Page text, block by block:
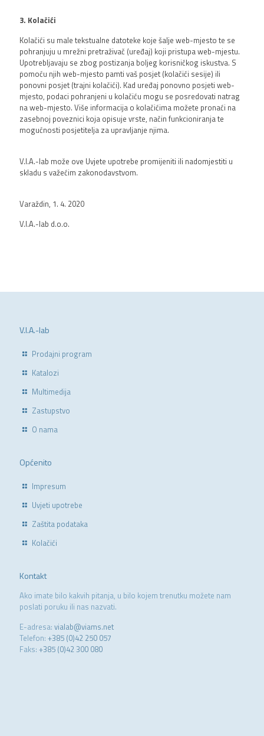
3. Kolačići
Kolačići su male tekstualne datoteke koje šalje web-mjesto te se
pohranjuju u mrežni pretraživač (uređaj) koji pristupa web-mjestu.
Upotrebljavaju se zbog postizanja boljeg korisničkog iskustva. S
pomoću njih web-mjesto pamti vaš posjet (kolačići sesije) ili
ponovni posjet (trajni kolačići). Kad uređaj ponovno posjeti web-
mjesto, podaci pohranjeni u kolačiću mogu se posredovati natrag
na web-mjesto. Više informacija o kolačićima možete pronaći na
zasebnoj poveznici koja opisuje vrste, način funkcioniranja te
mogućnosti posjetitelja za upravljanje njima.
V.I.A.-lab može ove Uvjete upotrebe promijeniti ili nadomjestiti u
skladu s važećim zakonodavstvom.
Varaždin, 1. 4. 2020
V.I.A.-lab d.o.o.
V.I.A.-lab
Prodajni program
Katalozi
Multimedija
Zastupstvo
O nama
Općenito
Impresum
Uvjeti upotrebe
Zaštita podataka
Kolačići
Kontakt
Ako imate bilo kakvih pitanja, u bilo kojem trenutku možete nam
poslati poruku ili nas nazvati.
E-adresa: vialab@viams.net
Telefon: +385 (0)42 250 057
Faks: +385 (0)42 300 080